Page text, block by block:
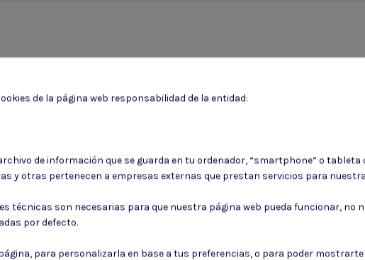
el uso de mis datos para los fines indicados en la
de la página web responsabilidad de la entidad:
de información que se guarda en tu ordenador, “smartphone” o tableta
y otras pertenecen a empresas externas que prestan servicios para
técnicas son necesarias para que nuestra página web pueda funcionar, no
por defecto.
para personalizarla en base a tus preferencias, o para poder